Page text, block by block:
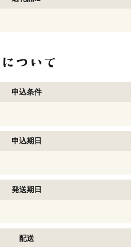
申込条件
申込期日
発送期日
配送